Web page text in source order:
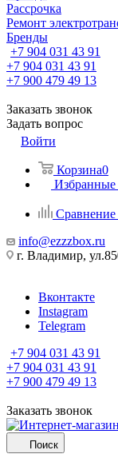
Рассрочка
Ремонт
Бренды
+7 904 031 43 91
+7 904 031 43 91
+7 900 479 49 13
Заказать звонок
Задать вопрос
Войти
Корзина0
Избранные
Сравнение
info@ezzzbox.ru
г. Владимир,
Вконтакте
Instagram
Telegram
+7 904 031 43 91
+7 904 031 43 91
+7 900 479 49 13
Заказать звонок
Поиск